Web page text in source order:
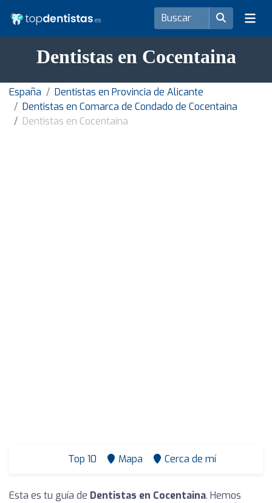
Dentistas en Cocentaina
España
Dentistas en Provincia de Alicante
Dentistas en Comarca de Condado de Cocentaina
Dentistas en Cocentaina
Top 10 Mapa Cerca de mí
Esta es tu guía de Dentistas en Cocentaina. Hemos